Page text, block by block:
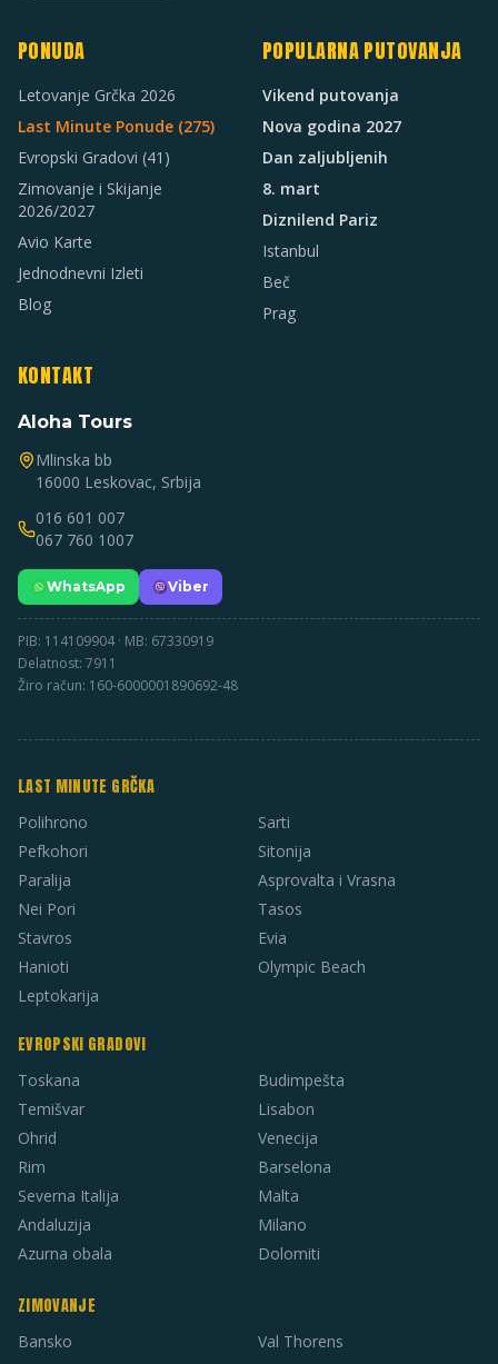
PONUDA
Letovanje Grčka 2026
Last Minute Ponude (275)
Evropski Gradovi (41)
Zimovanje i Skijanje
2026/2027
Avio Karte
Jednodnevni Izleti
Blog
POPULARNA PUTOVANJA
Vikend putovanja
Nova godina 2027
Dan zaljubljenih
8. mart
Diznilend Pariz
Istanbul
Beč
Prag
KONTAKT
Aloha Tours
Mlinska bb
16000 Leskovac, Srbija
016 601 007
067 760 1007
WhatsApp Viber
PIB: 114109904 · MB: 67330919
Delatnost: 7911
Žiro račun: 160-6000001890692-48
LAST MINUTE GRČKA
Polihrono
Pefkohori
Paralija
Nei Pori
Stavros
Hanioti
Leptokarija
Sarti
Sitonija
Asprovalta i Vrasna
Tasos
Evia
Olympic Beach
EVROPSKI GRADOVI
Toskana
Temišvar
Ohrid
Rim
Severna Italija
Andaluzija
Azurna obala
Budimpešta
Lisabon
Venecija
Barselona
Malta
Milano
Dolomiti
ZIMOVANJE
Bansko
Val Thorens